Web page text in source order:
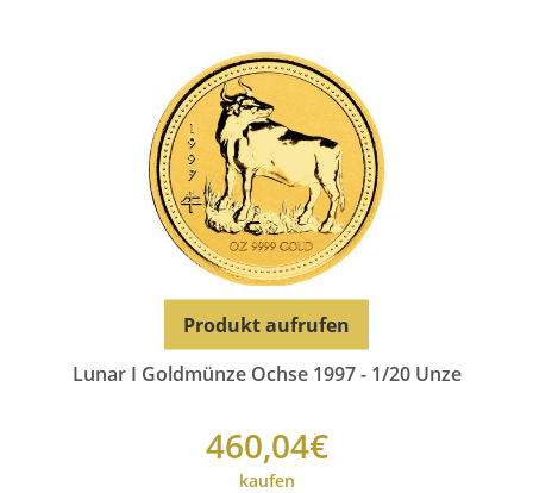
Lunar I Goldmünze Ochse 1997 - 1/20 Unze
460,04€
kaufen
Produkt aufrufen